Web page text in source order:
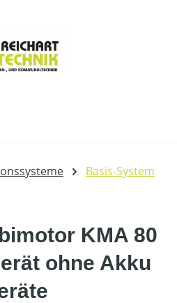
Basis-System
KMA 80
ohne Akku